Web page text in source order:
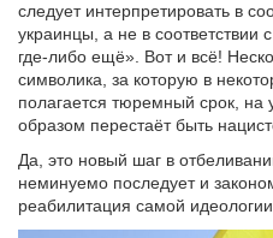
следует интерпретировать в
украинцы, а не в соответствии
где-либо ещё». Вот и всё!
символика, за которую в
полагается тюремный срок, на
образом перестаёт быть
Да, это новый шаг в
неминуемо последует и
реабилитация самой